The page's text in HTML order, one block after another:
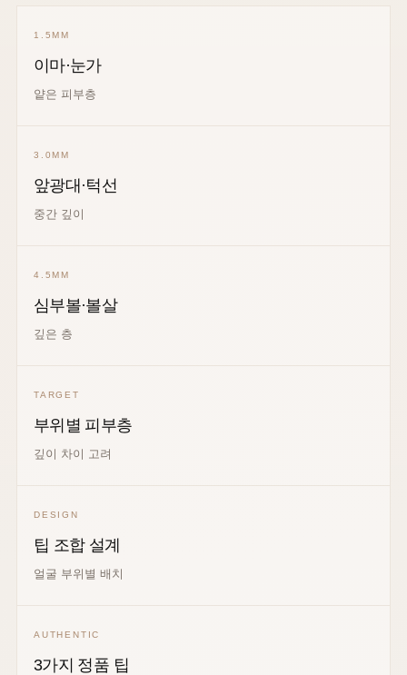
1.5MM
이마·눈가
얕은 피부층
3.0MM
앞광대·턱선
중간 깊이
4.5MM
심부볼·볼살
깊은 층
TARGET
부위별 피부층
깊이 차이 고려
DESIGN
팁 조합 설계
얼굴 부위별 배치
AUTHENTIC
3가지 정품 팁